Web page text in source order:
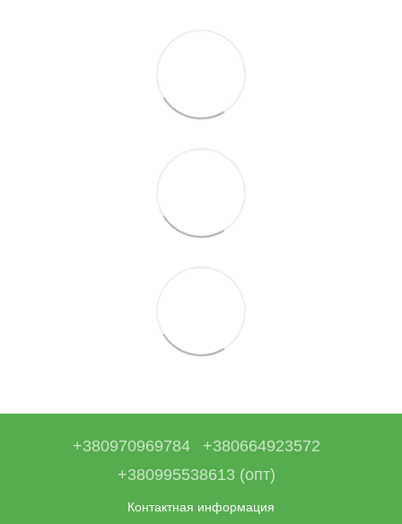
+380970969784
+380664923572
+380995538613 (опт)
Контактная информация